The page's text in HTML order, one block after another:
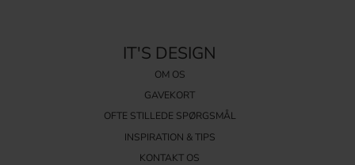
IT'S DESIGN
OM OS
GAVEKORT
OFTE STILLEDE SPØRGSMÅL
INSPIRATION & TIPS
KONTAKT OS